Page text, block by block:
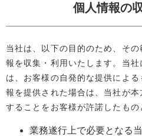
個人情報の
当社は、以下の目的のため、そ
報を収集・利用いたします。当
は、お客様の自発的な提供によ
報を提供された場合は、当社が
することをお客様が許諾したもの
業務遂行上で必要となる